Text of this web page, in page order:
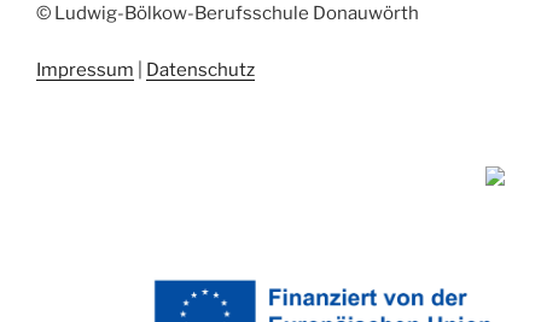
© Ludwig-Bölkow-Berufsschule Donauwörth
Impressum Datenschutz